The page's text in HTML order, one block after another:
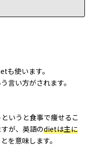
も使います。
言い方がされます。
いうと食事で痩せるこ
が、英語のdietは主に
を意味します。